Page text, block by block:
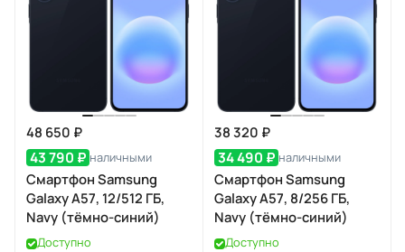
48 650 ₽
43 790 ₽ наличными
Смартфон Samsung
Galaxy A57, 12/512 ГБ,
Navy (тёмно-синий)
Доступно
38 320 ₽
34 490 ₽ наличными
Смартфон Samsung
Galaxy A57, 8/256 ГБ,
Navy (тёмно-синий)
Доступно